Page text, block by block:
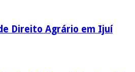
Direito Agrário em Ijuí